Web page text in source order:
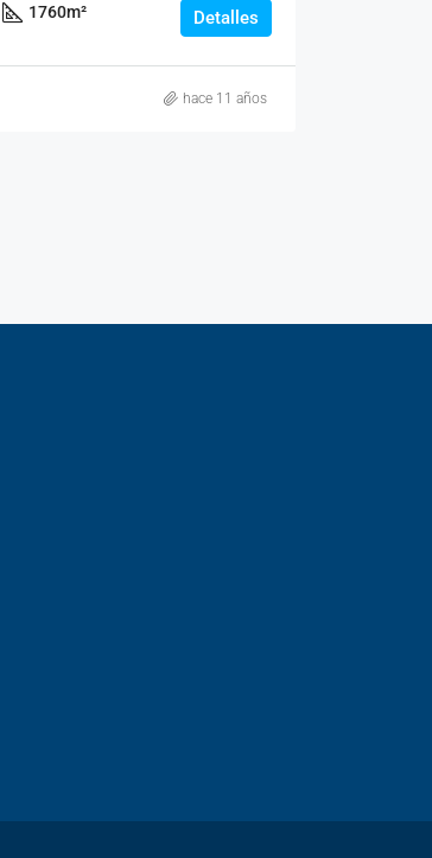
1760m² Detalles
hace 11 años